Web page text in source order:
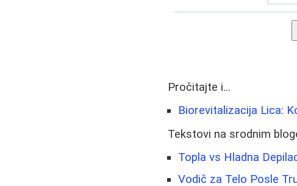
Pročitajte i...
Biorevitalizacija Lica:
Tekstovi na srodnim
Topla vs Hladna
Vodič za Telo Posle